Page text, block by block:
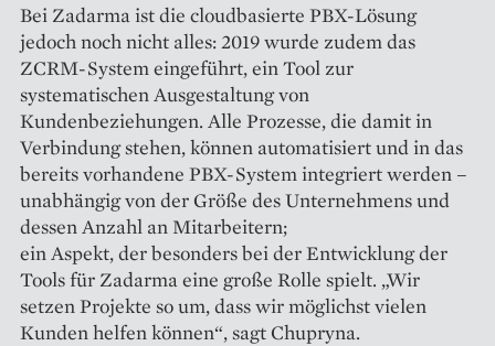
Bei Zadarma ist die cloud­basierte PBX-Lösung
jedoch noch nicht alles: 2019 wurde zudem das
ZCRM-System eingeführt, ein Tool zur
systematischen Ausgestaltung von
Kundenbeziehungen. Alle Prozesse, die damit in
Verbindung stehen, können automatisiert und in das
bereits vorhandene PBX-System integriert werden –
unabhängig von der Größe des Unternehmens und
dessen Anzahl an Mitarbeitern;
ein Aspekt, der besonders bei der Entwicklung der
Tools für Zadarma eine große Rolle spielt. „Wir
setzen Projekte so um, dass wir möglichst vielen
Kunden helfen können“, sagt Chupryna.